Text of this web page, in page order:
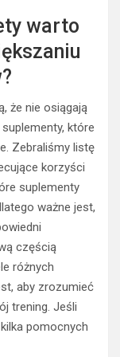
warto
że nie osiągają
które
Zebraliśmy listę
korzyści
suplementy
ważne jest,
częścią
różnych
aby zrozumieć
trening. Jeśli
pomocnych